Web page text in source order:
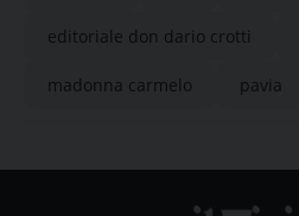
editoriale don dario crotti
madonna carmelo pavia